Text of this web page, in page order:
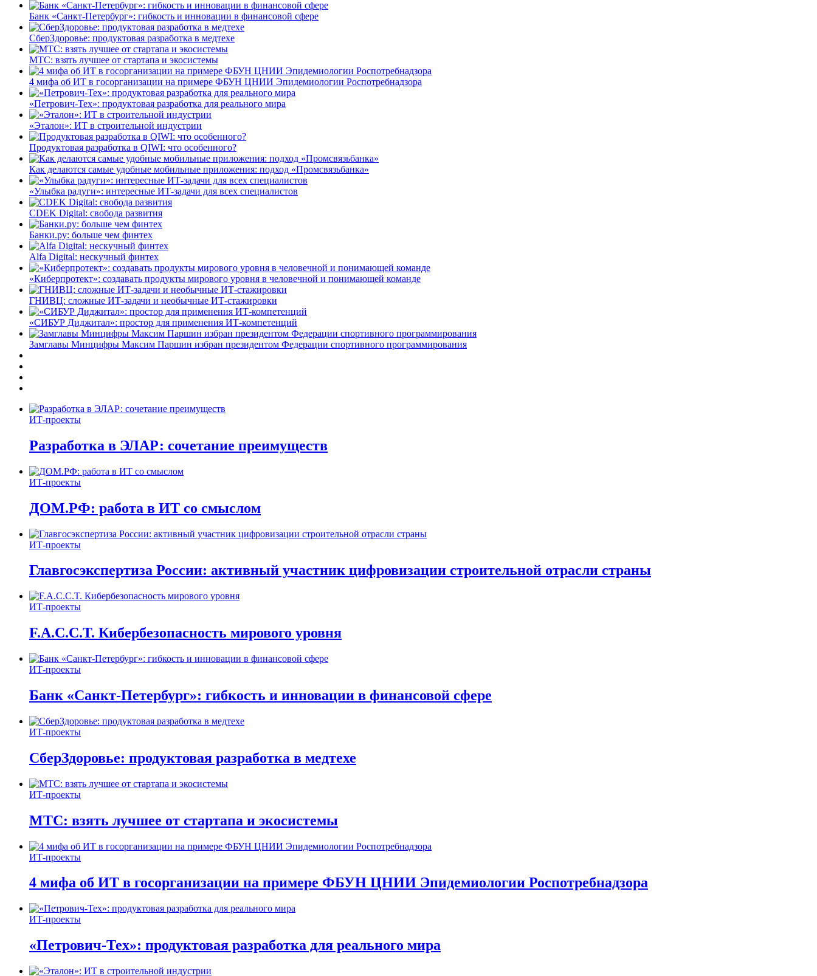
Банк «Санкт-Петербург»: гибкость и инновации в финансовой сфере
СберЗдоровье: продуктовая разработка в медтехе
МТС: взять лучшее от стартапа и экосистемы
4 мифа об ИТ в госорганизации на примере ФБУН ЦНИИ Эпидемиологии Роспотребнадзора
«Петрович-Тех»: продуктовая разработка для реального мира
«Эталон»: ИТ в строительной индустрии
Продуктовая разработка в QIWI: что особенного?
Как делаются самые удобные мобильные приложения: подход «Промсвязьбанка»
«Улыбка радуги»: интересные ИТ-задачи для всех специалистов
CDEK Digital: свобода развития
Банки.ру: больше чем финтех
Alfa Digital: нескучный финтех
«Киберпротект»: создавать продукты мирового уровня в человечной и понимающей команде
ГНИВЦ: сложные ИТ‑задачи и необычные ИТ‑стажировки
«СИБУР Диджитал»: простор для применения ИТ-компетенций
Замглавы Минцифры Максим Паршин избран президентом Федерации спортивного программирования
ИТ-проекты
Разработка в ЭЛАР: сочетание преимуществ
ИТ-проекты
ДОМ.РФ: работа в ИТ со смыслом
ИТ-проекты
Главгосэкспертиза России: активный участник цифровизации строительной отрасли страны
ИТ-проекты
F.A.C.C.T. Кибербезопасность мирового уровня
ИТ-проекты
Банк «Санкт-Петербург»: гибкость и инновации в финансовой сфере
ИТ-проекты
СберЗдоровье: продуктовая разработка в медтехе
ИТ-проекты
МТС: взять лучшее от стартапа и экосистемы
ИТ-проекты
4 мифа об ИТ в госорганизации на примере ФБУН ЦНИИ Эпидемиологии Роспотребнадзора
ИТ-проекты
«Петрович-Тех»: продуктовая разработка для реального мира